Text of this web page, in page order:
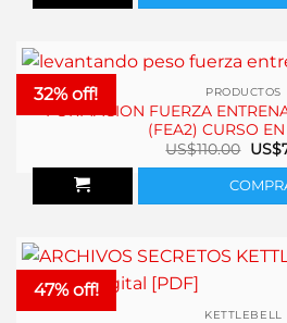
32% off! PRODUCTOS
FORMACION FUERZA
(FEA2) CURSO
US$110.00 El
precio
era:
US$
47% off!
KETTLEBELL